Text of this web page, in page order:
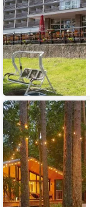
Коттедж
Большая
Репинская
дача